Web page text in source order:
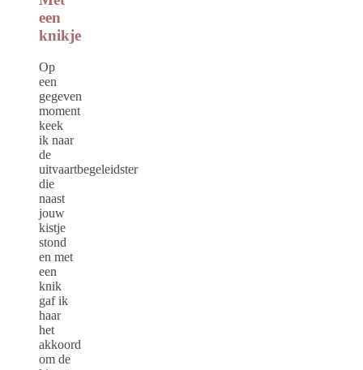
een
knikje
Op
een
gegeven
moment
keek
ik naar
de
uitvaartbegeleidster
die
naast
jouw
kistje
stond
en met
een
knik
gaf ik
haar
het
akkoord
om de